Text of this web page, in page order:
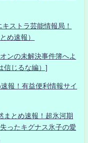
ストラ芸能情報局！
め速報）
ンの未解決事件簿へよ
信じるな編）]
報！有益便利情報サイ
まとめ速報！超氷河期
ったキグナス氷子の愛